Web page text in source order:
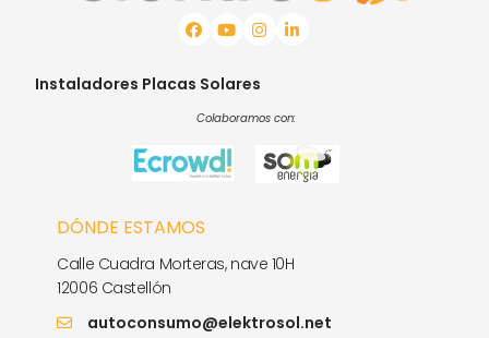
Instaladores Placas Solares
Colaboramos con:
DÓNDE ESTAMOS
Calle Cuadra Morteras, nave 10H
12006 Castellón
autoconsumo@elektrosol.net